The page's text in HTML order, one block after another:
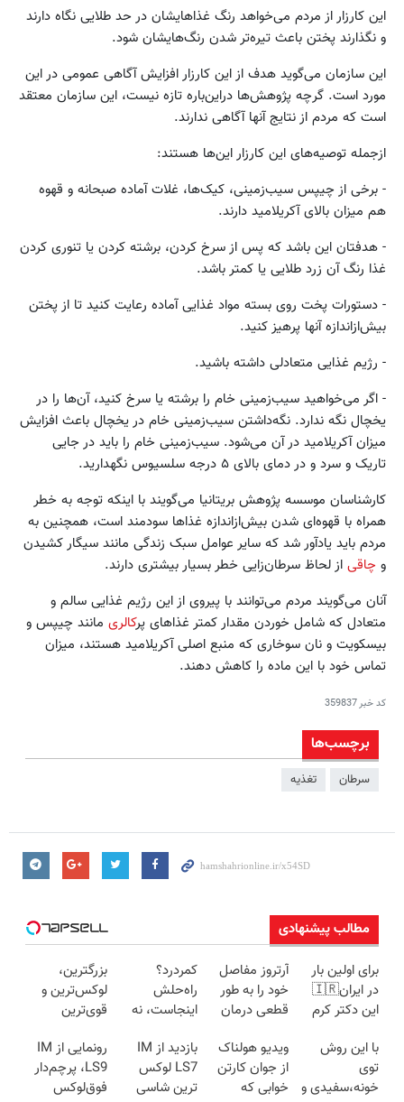
این کارزار از مردم می‌خواهد رنگ غذاهایشان در حد طلایی نگاه دارند
و نگذارند پختن باعث تیره‌تر شدن رنگ‌هایشان شود.
این سازمان می‌گوید هدف از این کارزار افزایش آگاهی عمومی در این
مورد است. گرچه پژوهش‌ها دراین‌باره تازه نیست، این سازمان معتقد
است که مردم از نتایج آنها آگاهی ندارند.
ازجمله توصیه‌های این کارزار این‌ها هستند:
- برخی از چیپس سیب‌زمینی، کیک‌ها، غلات آماده صبحانه و قهوه
هم میزان بالای آکریلامید دارند.
- هدفتان این باشد که پس از سرخ کردن، برشته کردن یا تنوری کردن
غذا رنگ آن زرد طلایی یا کمتر باشد.
- دستورات پخت روی بسته مواد غذایی آماده رعایت کنید تا از پختن
بیش‌ازاندازه آنها پرهیز کنید.
- رژیم غذایی متعادلی داشته باشید.
- اگر می‌خواهید سیب‌زمینی خام را برشته یا سرخ کنید، آن‌ها را در
یخچال نگه ندارد. نگه‌داشتن سیب‌زمینی خام در یخچال باعث افزایش
میزان آکریلامید در آن می‌شود. سیب‌زمینی خام را باید در جایی
تاریک و سرد و در دمای بالای ۵ درجه سلسیوس نگهدارید.
کارشناسان موسسه پژوهش بریتانیا می‌گویند با اینکه توجه به خطر
همراه با قهوه‌ای شدن بیش‌ازاندازه غذاها سودمند است، همچنین به
مردم باید یادآور شد که سایر عوامل سبک زندگی مانند سیگار کشیدن
و چاقی از لحاظ سرطان‌زایی خطر بسیار بیشتری دارند.
آنان می‌گویند مردم می‌توانند با پیروی از این رژیم غذایی سالم و
متعادل که شامل خوردن مقدار کمتر غذاهای پرکالری مانند چیپس و
بیسکویت و نان سوخاری که منبع اصلی آکریلامید هستند، میزان
تماس خود با این ماده را کاهش دهند.
کد خبر359837
برچسب‌ها
سرطان تغذیه
مطالب پیشنهادی
برای اولین بار
در ایران🇮🇷
این دکتر کرم
روزه ساخت!
آرتروز مفاصل
خود را به طور
قطعی درمان
◗پرسش‌نامه◖
کمردرد؟
راه‌حلش
اینجاست، نه
بزرگترین،
لوکس‌ترین و
قوی‌ترین
EREV در در
ایران رونمایی
شد
با این روش
توی
خونه،سفیدی و
ویدیو هولناک
از جوان کارتن
خوابی که
بازدید از IM
LS7 لوکس
ترین شاسی
رونمایی از IM
LS9، پرچم‌دار
فوق‌لوکس